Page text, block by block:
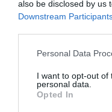
also be disclosed by us
Downstream
Personal Data
I want to opt-out of
personal data.
Opted In